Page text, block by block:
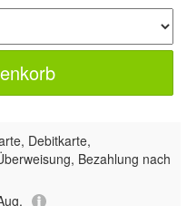
Debitkarte,
Bezahlung nach